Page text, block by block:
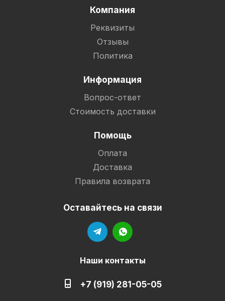
Компания
Реквизиты
Отзывы
Политика
Информация
Вопрос-ответ
Стоимость доставки
Помощь
Оплата
Доставка
Правила возврата
Оставайтесь на связи
Наши контакты
+7 (919) 281-05-05